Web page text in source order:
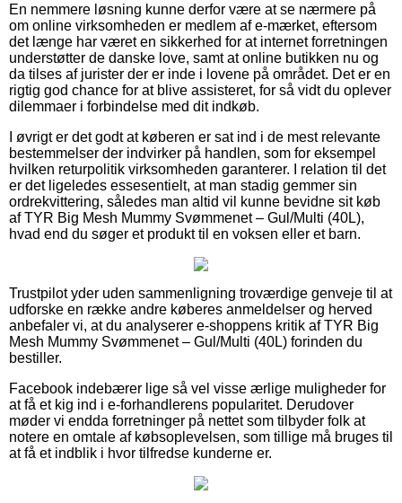
En nemmere løsning kunne derfor være at se nærmere på
om online virksomheden er medlem af e-mærket, eftersom
det længe har været en sikkerhed for at internet forretningen
understøtter de danske love, samt at online butikken nu og
da tilses af jurister der er inde i lovene på området. Det er en
rigtig god chance for at blive assisteret, for så vidt du oplever
dilemmaer i forbindelse med dit indkøb.
I øvrigt er det godt at køberen er sat ind i de mest relevante
bestemmelser der indvirker på handlen, som for eksempel
hvilken returpolitik virksomheden garanterer. I relation til det
er det ligeledes essesentielt, at man stadig gemmer sin
ordrekvittering, således man altid vil kunne bevidne sit køb
af TYR Big Mesh Mummy Svømmenet – Gul/Multi (40L),
hvad end du søger et produkt til en voksen eller et barn.
Trustpilot yder uden sammenligning troværdige genveje til at
udforske en række andre køberes anmeldelser og herved
anbefaler vi, at du analyserer e-shoppens kritik af TYR Big
Mesh Mummy Svømmenet – Gul/Multi (40L) forinden du
bestiller.
Facebook indebærer lige så vel visse ærlige muligheder for
at få et kig ind i e-forhandlerens popularitet. Derudover
møder vi endda forretninger på nettet som tilbyder folk at
notere en omtale af købsoplevelsen, som tillige må bruges til
at få et indblik i hvor tilfredse kunderne er.